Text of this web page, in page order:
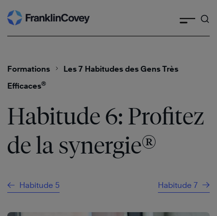
Skip
to
Formations
Les 7 Habitudes des Gens Très
Efficaces®
Habitude 6: Profitez
de la synergie®
Habitude 5 Habitude 7